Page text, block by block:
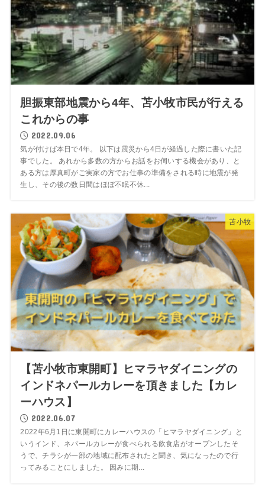
胆振東部地震から4年、苫小牧市民が行える
これからの事
2022.09.06
気が付けば本日で4年。 以下は震災から4日が経過した際に書いた記
事でした。 あれから多数の方からお話をお伺いする機会があり、と
ある方は厚真町がご実家の方でお仕事の準備をされる時に地震が発
生し、その後の数日間はほぼ不眠不休...
苫小牧
【苫小牧市東開町】ヒマラヤダイニングの
インドネパールカレーを頂きました【カレ
ーハウス】
2022.06.07
2022年6月1日に東開町にカレーハウスの「ヒマラヤダイニング」と
いうインド、ネパールカレーが食べられる飲食店がオープンしたそ
うで、チラシが一部の地域に配布されたと聞き、気になったので行
ってみることにしました。 因みに期...